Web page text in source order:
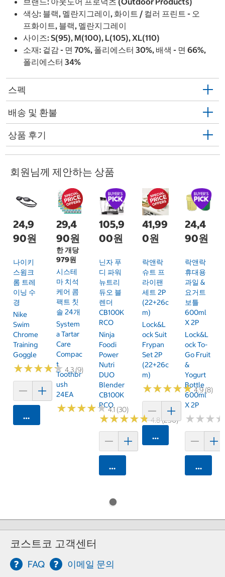
색상: 블랙, 멜란지그레이, 화이트 / 컬러 프린트 - 오
프화이트, 블랙, 멜란지그레이
사이즈: S(95), M(100), L(105), XL(110)
소재: 겉감 - 면 70%, 폴리에스터 30%, 배색 - 면 66%,
폴리에스터 34%
스펙
배송 및 환불
상품 후기
회원님께 제안하는 상품
24,9
90원
나이키
스윔크
롬 트레
이닝 수
경
Nike
Swim
Chrome
Training
Goggle
★★★★★
★★★★★ 4.3 (9)
카트에 담기
29,4
90원
한 개당
979원
시스테
마 치석
케어 콤
팩트 칫
솔 24개
System
A Tartar
Care
Compac
T
Toothbr
Ush
24EA
★★★★★
★★★★★4.1 (30)
105,9
00원
닌자 푸
디 파워
뉴트리
듀오 블
렌더
CB100K
RCO
Ninja
Foodi
Power
Nutri
DUO
Blender
CB100K
RCO
★★★★★
★★★★★4.8 (250)
카트에 담기
41,99
0원
락앤락
슈트 프
라이팬
세트 2P
(22+26c
M)
Lock&L
Ock Suit
Frypan
Set 2P
(22+26c
M)
★★★★★
★★★★★4.9 (8)
카트에 담기
24,4
90원
락앤락
휴대용
과일 &
요거트
보틀
600ml
X 2P
Lock&L
Ock To-
Go Fruit
&
Yogurt
Bottle
600ml
X 2P
★★★
★★★
카트에
코스트코 고객센터
FAQ 이메일 문의